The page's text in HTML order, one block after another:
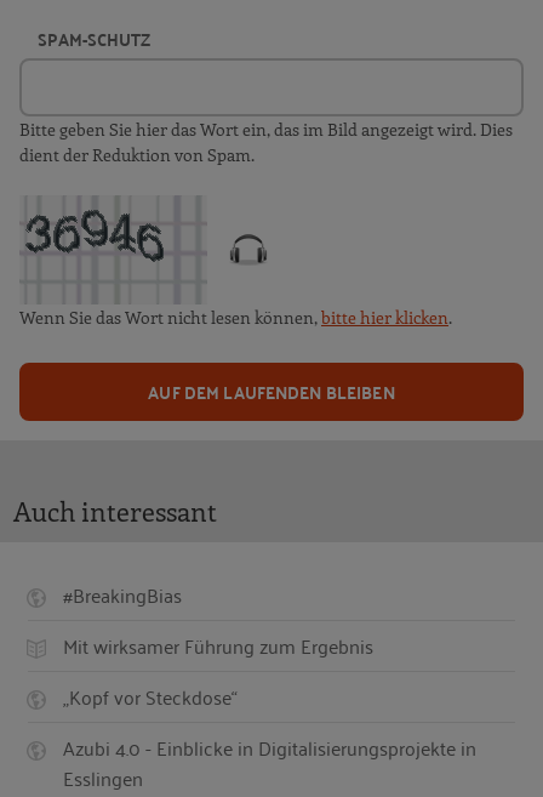
SPAM-SCHUTZ
Bitte geben Sie hier das Wort ein, das im Bild angezeigt wird. Dies
dient der Reduktion von Spam.
Wenn Sie das Wort nicht lesen können,bitte hier klicken.
AUF DEM LAUFENDEN BLEIBEN
Auch interessant
#BreakingBias
Mit wirksamer Führung zum Ergebnis
„Kopf vor Steckdose“
Azubi 4.0 - Einblicke in Digitalisierungsprojekte in
Esslingen